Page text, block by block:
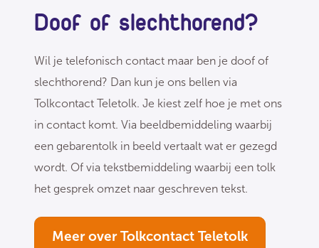
Doof of slechthorend?
Wil je telefonisch contact maar ben je doof of
slechthorend? Dan kun je ons bellen via
Tolkcontact Teletolk. Je kiest zelf hoe je met ons
in contact komt. Via beeldbemiddeling waarbij
een gebarentolk in beeld vertaalt wat er gezegd
wordt. Of via tekstbemiddeling waarbij een tolk
het gesprek omzet naar geschreven tekst.
Meer over Tolkcontact Teletolk